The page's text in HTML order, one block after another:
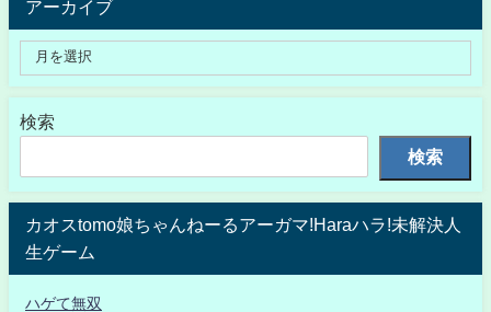
アーカイブ
検索
検索
カオスtomo娘ちゃんねーるアーガマ!Haraハラ!未解決人
生ゲーム
ハゲて無双